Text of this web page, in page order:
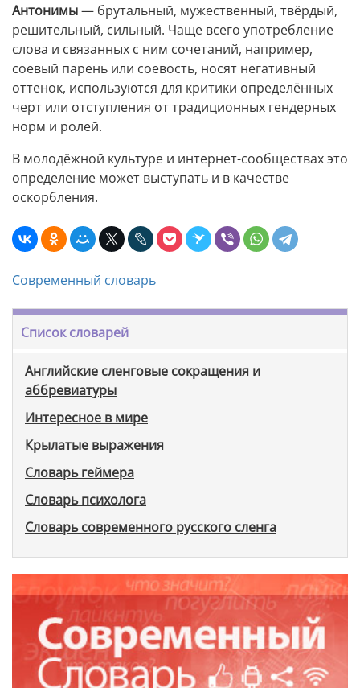
Антонимы— брутальный, мужественный, твёрдый,
решительный, сильный. Чаще всего употребление
слова и связанных с ним сочетаний, например,
соевый парень или соевость, носят негативный
оттенок, используются для критики определённых
черт или отступления от традиционных гендерных
норм и ролей.
В молодёжной культуре и интернет-сообществах это
определение может выступать и в качестве
оскорбления.
Современный словарь
Список словарей
Английские сленговые сокращения и
аббревиатуры
Интересное в мире
Крылатые выражения
Словарь геймера
Словарь психолога
Словарь современного русского сленга